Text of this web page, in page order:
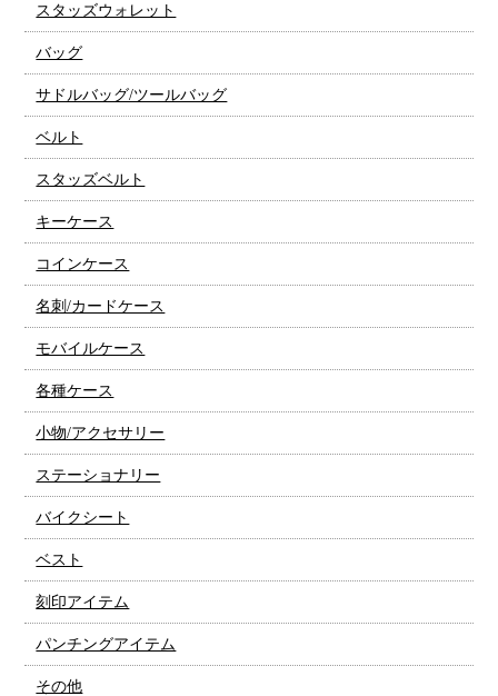
スタッズウォレット
バッグ
サドルバッグ/ツールバッグ
ベルト
スタッズベルト
キーケース
コインケース
名刺/カードケース
モバイルケース
各種ケース
小物/アクセサリー
ステーショナリー
バイクシート
ベスト
刻印アイテム
パンチングアイテム
その他